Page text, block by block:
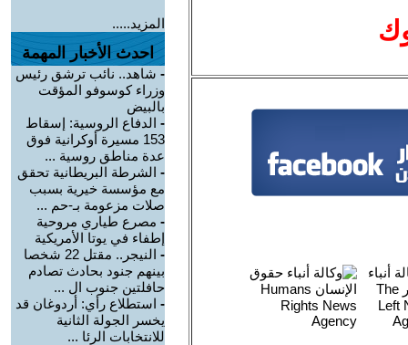
المزيد.....
احدث الأخبار المهمة
- شاهد.. نائب ترشق رئيس
وزراء كوسوفو المؤقت
بالبيض
- الدفاع الروسية: إسقاط
153 مسيرة أوكرانية فوق
عدة مناطق روسية ...
- الشرطة البريطانية تحقق
مع مؤسسة خيرية بسبب
صلات مزعومة بـ-حم ...
- مصرع طياري مروحية
إطفاء في يوتا الأمريكية
-
النيجر.. مقتل 22 شخصا
بينهم جنود بحادث تصادم
حافلتين جنوب ال ...
- استطلاع رأي: أردوغان قد
يخسر الجولة الثانية
للانتخابات الرئا ...